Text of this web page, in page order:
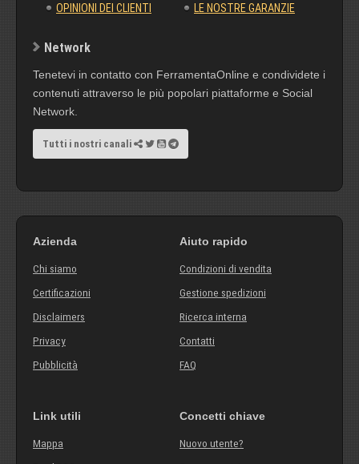
OPINIONI DEI CLIENTI LE NOSTRE GARANZIE
Network
Tenetevi in contatto con FerramentaOnline e condividete i
contenuti attraverso le più popolari piattaforme e Social
Network.
Tutti i nostri canali
Azienda
Chi siamo
Certificazioni
Disclaimers
Privacy
Pubblicità
Aiuto rapido
Condizioni di vendita
Gestione spedizioni
Ricerca interna
Contatti
FAQ
Link utili
Mappa
Concetti chiave
Nuovo utente?